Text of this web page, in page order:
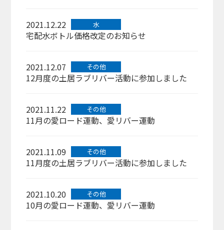
2021.12.22 水
宅配水ボトル価格改定のお知らせ
2021.12.07 その他
12月度の土居ラブリバー活動に参加しました
2021.11.22 その他
11月の愛ロード運動、愛リバー運動
2021.11.09 その他
11月度の土居ラブリバー活動に参加しました
2021.10.20 その他
10月の愛ロード運動、愛リバー運動